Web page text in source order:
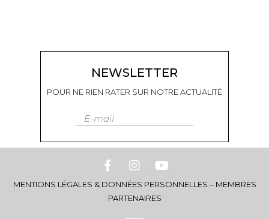
NEWSLETTER
POUR NE RIEN RATER SUR NOTRE ACTUALITÉ
E-mail
MENTIONS LÉGALES & DONNÉES PERSONNELLES – MEMBRES
PARTENAIRES